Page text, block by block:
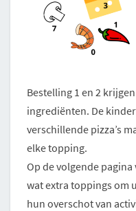
Bestelling 1 en 2
ingrediënten. De
verschillende pizza’s
elke topping.
Op de volgende pagina
wat extra toppings om
hun overschot van